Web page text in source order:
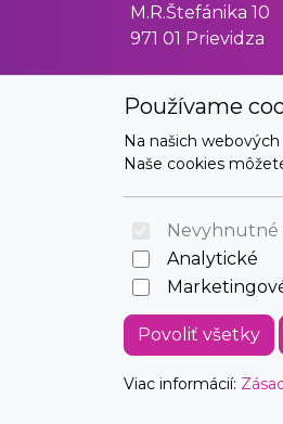
Používame
Na našich
Naše cookies
Nevyhnutné
Analytické
Povoliť všetky
Viac informácií:
M.R.Štefánika 10
971 01 Prievidza